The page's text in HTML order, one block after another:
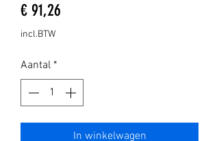
€ 91,26
incl.BTW
Aantal *
In winkelwagen